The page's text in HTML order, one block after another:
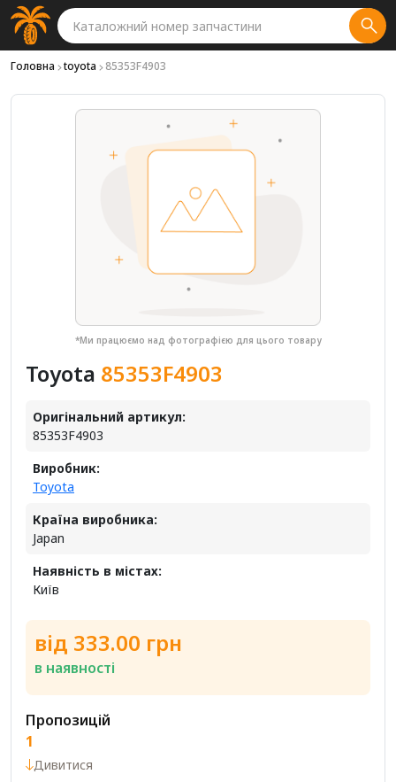
Головна toyota 85353F4903
*Ми працюємо над фотографією для цього товару
Toyota 85353F4903
Оригінальний артикул:
85353F4903
Виробник:
Toyota
Країна виробника:
Japan
Наявність в містах:
Київ
від 333.00 грн
в наявності
Пропозицій
1
Дивитися